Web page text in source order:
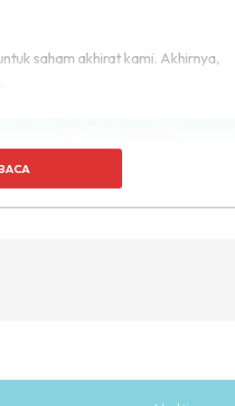
saham akhirat kami. Akhirnya,